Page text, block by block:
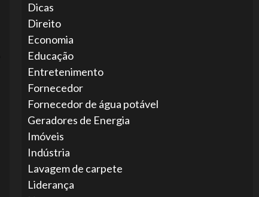
Dicas
Direito
Economia
Educação
Entretenimento
Fornecedor
Fornecedor de água potável
Geradores de Energia
Imóveis
Indústria
Lavagem de carpete
Liderança